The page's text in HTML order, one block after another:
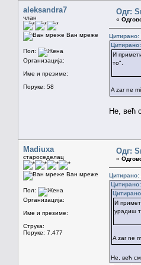
aleksandra7
члан
Ван мреже
Пол:
Организација:
Име и презиме:
Поруке: 58
Одг:
«
Цитирано:
И
то".
A zar ne
Не, већ
Madiuxa
староседелац
Ван мреже
Пол:
Организација:
Име и презиме:
Струка:
Поруке: 7.477
Одг:
«
Цитирано:
И
урадиш
A zar ne
Не, већ